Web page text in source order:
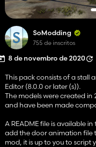
SoModding
755 de inscritos
8 de novembro de 2020
This pack consists of a stall
Editor (8.0.0 or later (s)).
The models were created in
and have been made
A README file is available
add the door animation file
mod, it is up to you to script